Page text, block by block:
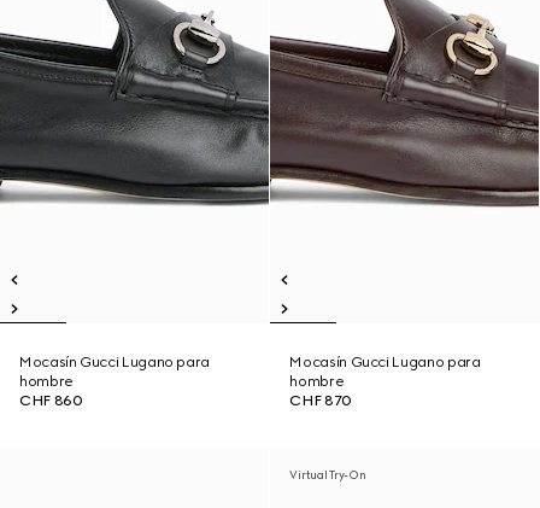
Mocasín Gucci Lugano para
hombre
CHF 860
Mocasín Gucci Lugano para
hombre
CHF 870
Virtual Try-On